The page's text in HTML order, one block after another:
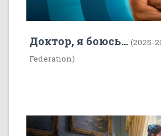
Доктор, я боюсь... (2025-
Federation)